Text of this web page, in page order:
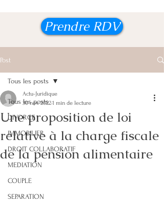
Prendre RDV
Post
Tous les posts
DIVORCE
IMMOBILIER
DROIT COLLABORATIF
MEDIATION
COUPLE
SEPARATION
Tous les posts
Une proposition de loi
relative à la charge fiscale
de la pension alimentaire
Actu-Juridique
30 nov. 20221 min de lecture